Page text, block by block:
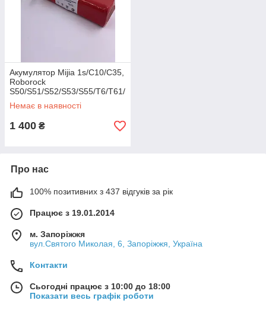
Акумулятор Mijia 1s/C10/C35,
Roborock
S50/S51/S52/S53/S55/T6/T61/
T65/S5/S5 Max/S6, (Li-ion
14.4V 5.2Ah)
Немає в наявності
1 400 ₴
Про нас
100% позитивних з 437 відгуків за рік
Працює з 19.01.2014
м. Запоріжжя
вул.Святого Миколая, 6, Запоріжжя, Україна
Контакти
Сьогодні працює з 10:00 до 18:00
Показати весь графік роботи